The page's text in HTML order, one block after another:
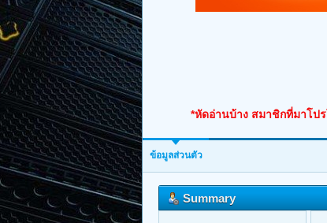
*หัดอ่านบ้าง สมาชิกที่มาโป
ข้อมูลส่วนตัว
Summary